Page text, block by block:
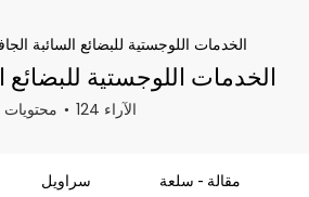
الخدمات اللوجستية للبضائع السائبة
#الخدمات اللوجستية للبضائع
1 محتويات 124 الآراء
سراويل مقالة - سلعة